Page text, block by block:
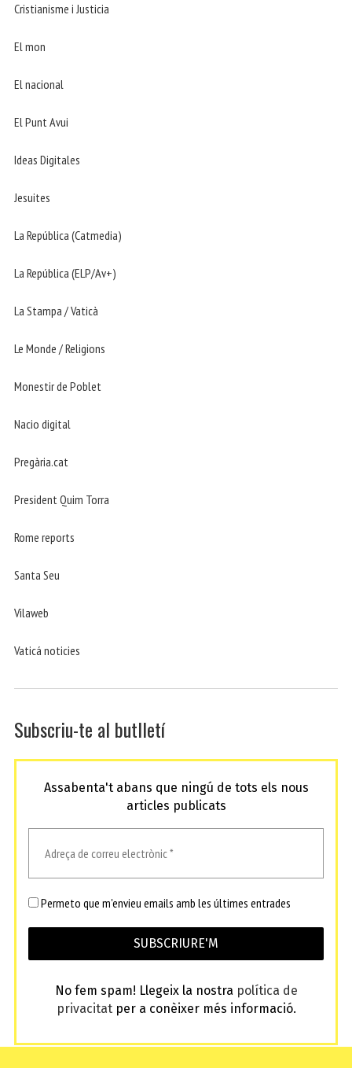
Cristianisme i Justicia
El mon
El nacional
El Punt Avui
Ideas Digitales
Jesuites
La República (Catmedia)
La República (ELP/Av+)
La Stampa / Vaticà
Le Monde / Religions
Monestir de Poblet
Nacio digital
Pregària.cat
President Quim Torra
Rome reports
Santa Seu
Vilaweb
Vaticá noticies
Subscriu-te al butlletí
Assabenta't abans que ningú de tots els nous
articles publicats
Permeto que m'envieu emails amb les últimes entrades
No fem spam! Llegeix la nostra política de
privacitatper a conèixer més informació.